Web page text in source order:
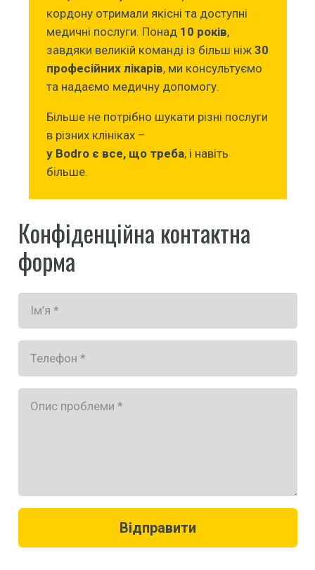
кордону отримали якісні та доступні
медичні послуги. Понад 10 років,
завдяки великій команді із більш ніж 30
професійних лікарів, ми консультуємо
та надаємо медичну допомогу.
Більше не потрібно шукати різні послуги
в різних клініках –
у Bodro є все, що треба, і навіть
більше.
Конфіденційна контактна
форма
Відправити